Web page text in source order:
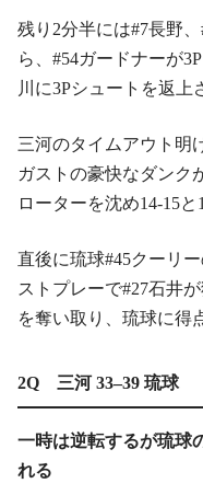
残り2分半には#7長野
ら、#54ガードナーが
川に3Pシュートを返上
三河のタイムアウト明
ガストの豪快なダンク
ローターを沈め14-15と
直後に琉球#45クーリ
ストプレーで#27石井
を奪い取り、琉球に得
2Q 三河 33–39 琉球
一時は逆転するが琉球
れる